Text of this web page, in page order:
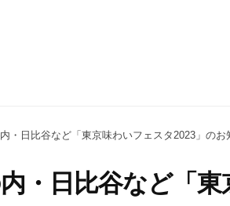
・日比谷など「東京味わいフェスタ2023」のお
・日比谷など「東